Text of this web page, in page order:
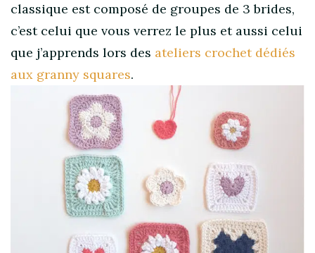
classique est composé de groupes de 3 brides,
c’est celui que vous verrez le plus et aussi celui
que j’apprends lors des ateliers crochet dédiés
aux granny squares.